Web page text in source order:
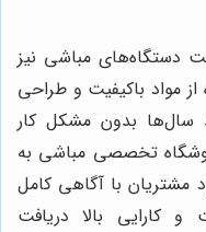
دستگاه‌های مباشی نیز
مواد باکیفیت و طراحی
سال‌ها بدون مشکل کار
تخصصی مباشی به
با آگاهی کامل
کارایی بالا دریافت